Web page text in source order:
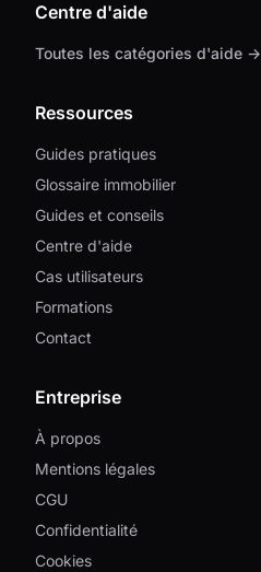
Centre d'aide
Toutes les catégories d'aide →
Ressources
Guides pratiques
Glossaire immobilier
Guides et conseils
Centre d'aide
Cas utilisateurs
Formations
Contact
Entreprise
À propos
Mentions légales
CGU
Confidentialité
Cookies